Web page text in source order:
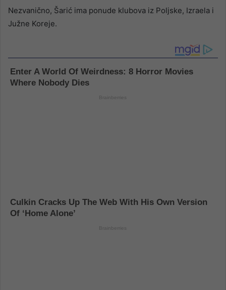
Nezvanično, Šarić ima ponude klubova iz Poljske, Izraela i
Južne Koreje.